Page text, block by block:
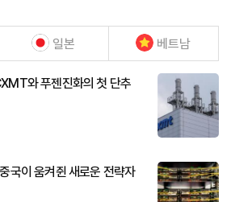
일본 베트남
와 푸젠진화의 첫 단추
국이 움켜쥔 새로운 전략자